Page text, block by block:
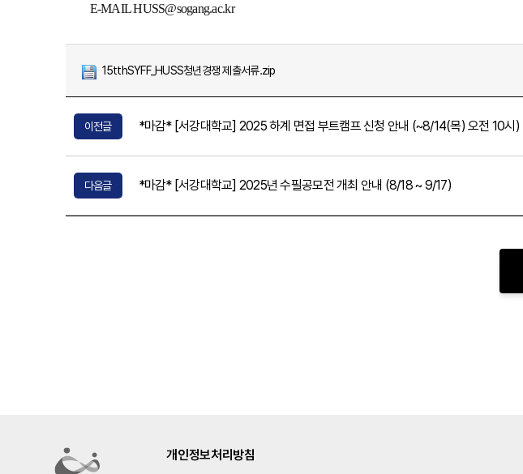
E-MAIL HUSS@sogang.ac.kr
15tthSYFF_HUSS청년경쟁 제출서류.zip
이전글 *마감* [서강대학교] 2025 하계 면접 부트캠프 신청 안내 (~8/14(목) 오전 10시)
다음글 *마감* [서강대학교] 2025년 수필공모전 개최 안내 (8/18 ~ 9/17)
개인정보처리방침